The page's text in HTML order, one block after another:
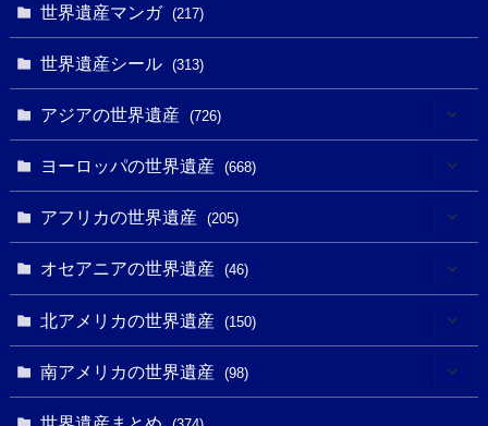
世界遺産マンガ (217)
世界遺産シール (313)
アジアの世界遺産 (726)
(6)
(10)
(10)
ヨーロッパの世界遺産 (668)
(4)
(3)
(1)
アフリカの世界遺産 (205)
(8)
(1)
オセアニアの世界遺産 (46)
(25)
北アメリカの世界遺産 (150)
(31)
南アメリカの世界遺産 (98)